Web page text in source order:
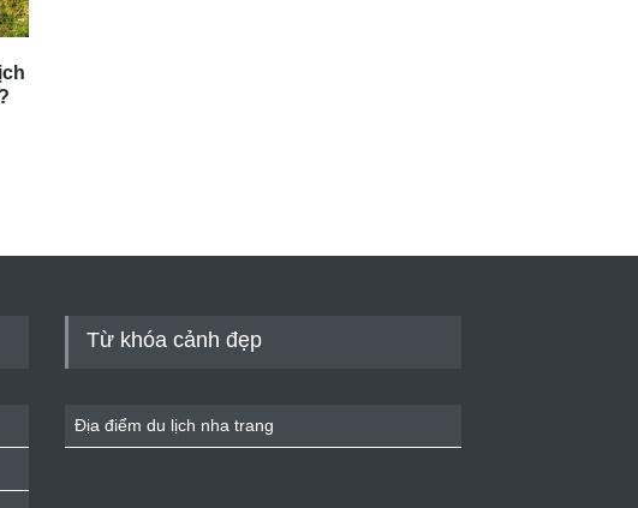
Từ khóa cảnh đẹp
Địa điểm du lịch nha trang